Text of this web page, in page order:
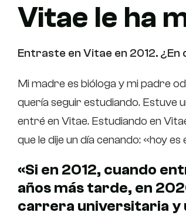
Vitae le ha
Entraste en Vitae en 2012.
Mi madre es bióloga y mi padre
quería seguir estudiando. Estuve
entré en Vitae. Estudiando en
que le dije un día cenando: «hoy
«Si en 2012, cuando
años más tarde, en
carrera universitaria y